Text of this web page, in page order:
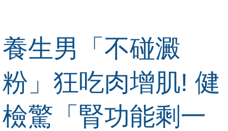
養生男「不碰澱
粉」狂吃肉增肌! 健
檢驚「腎功能剩一